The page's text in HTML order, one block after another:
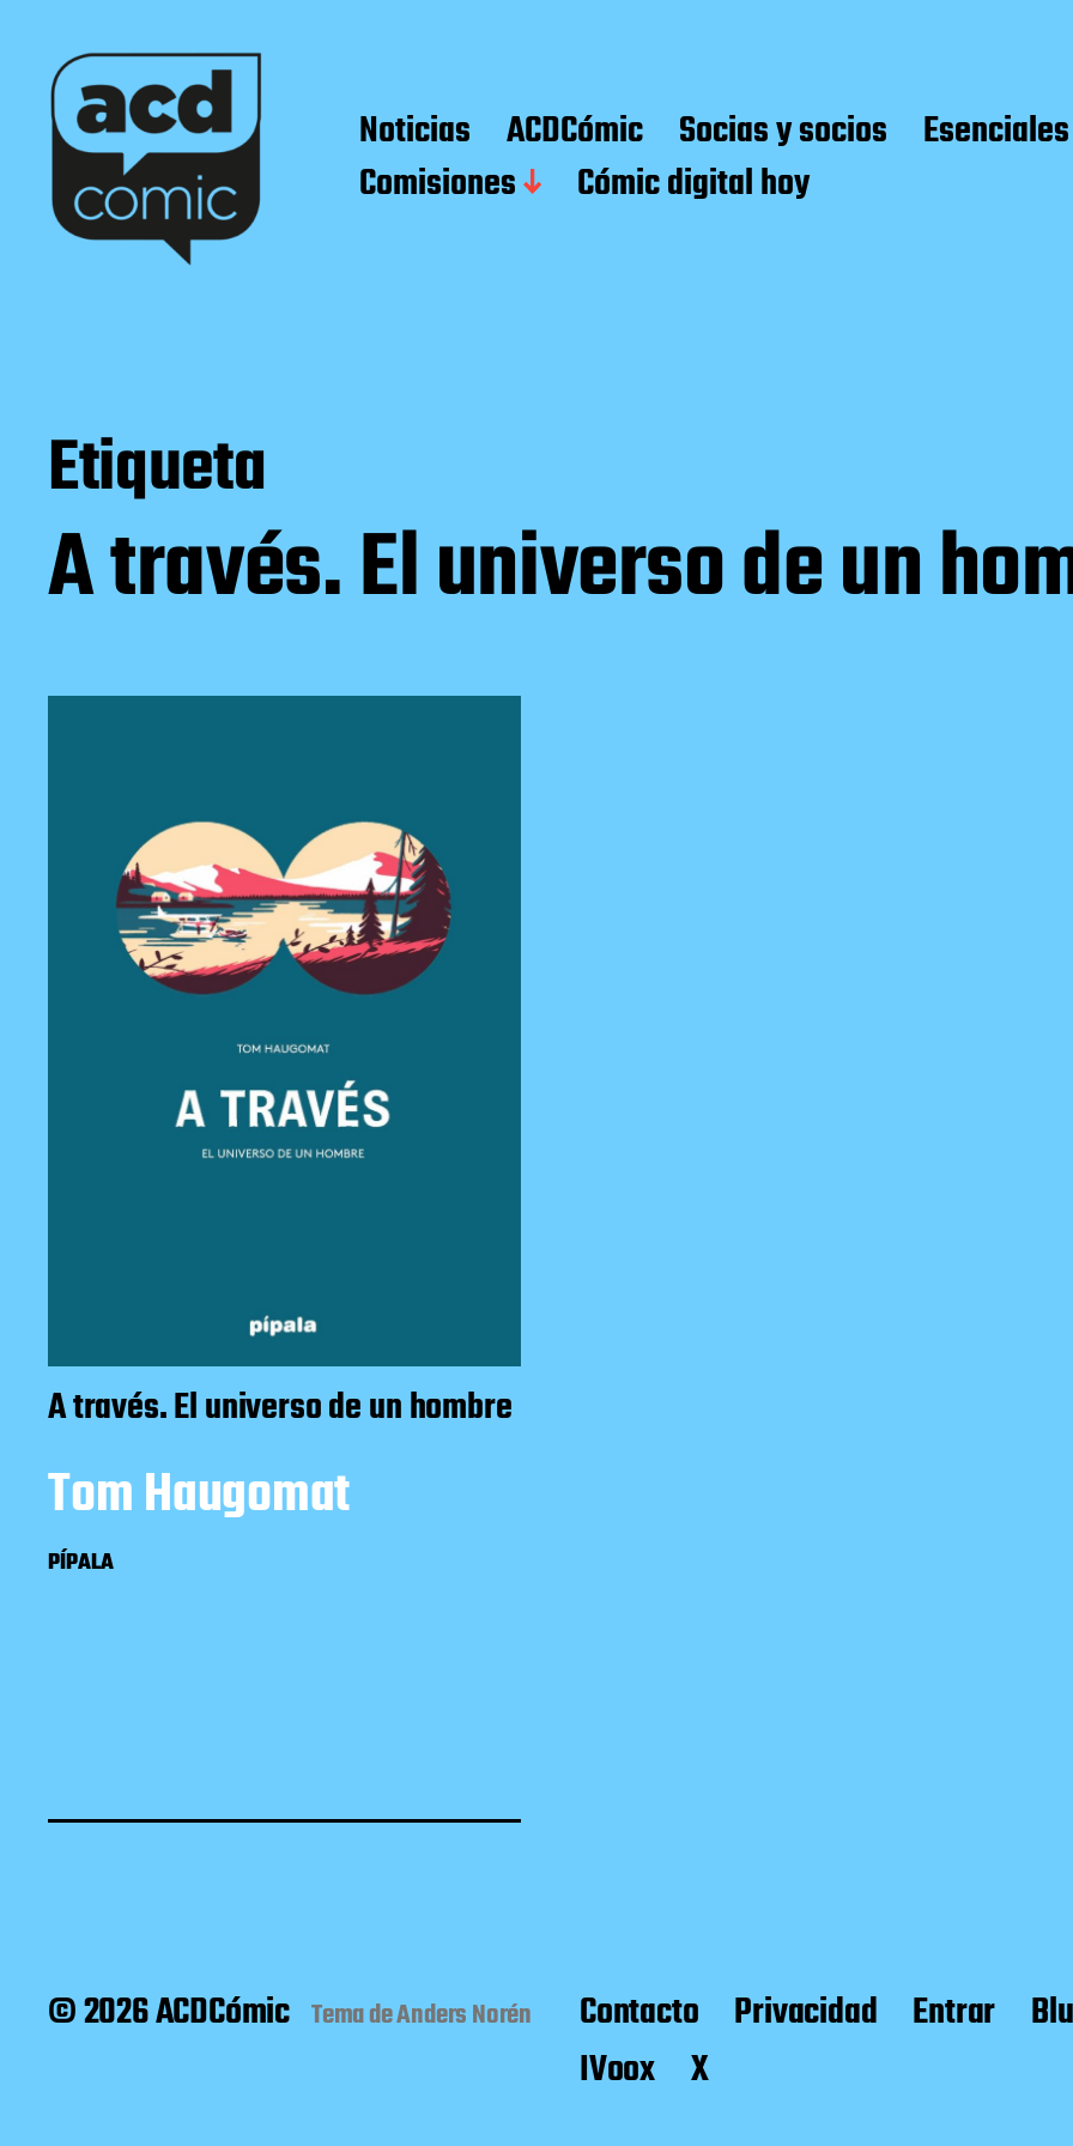
Noticias ACDCómic Socias y socios Esenciales
Comisiones
Cómic digital hoy
Etiqueta
A través. El universo de un
A través. El universo de un hombre
Tom Haugomat
PÍPALA
© 2026 ACDCómic Tema deAnders Norén Contacto Privacidad Entrar
IVoox
X